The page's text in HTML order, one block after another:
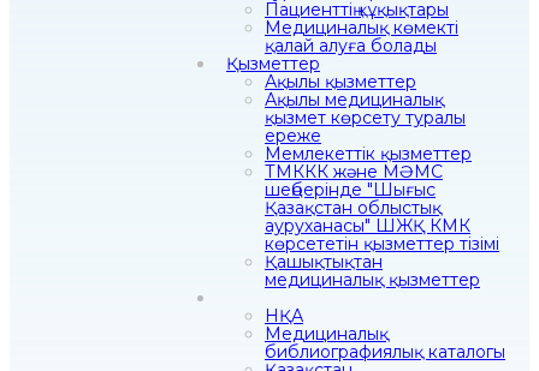
Пациенттің құқықтары
Медициналық көмекті
қалай алуға болады
Қызметтер
Ақылы қызметтер
Ақылы медициналық
қызмет көрсету туралы
ереже
Мемлекеттік қызметтер
ТМККК және МӘМС
шеңберінде "Шығыс
Қазақстан облыстық
ауруханасы" ШЖҚ КМК
көрсететін қызметтер тізімі
Қашықтықтан
медициналық қызметтер
НҚА
Медициналық
библиографиялық каталогы